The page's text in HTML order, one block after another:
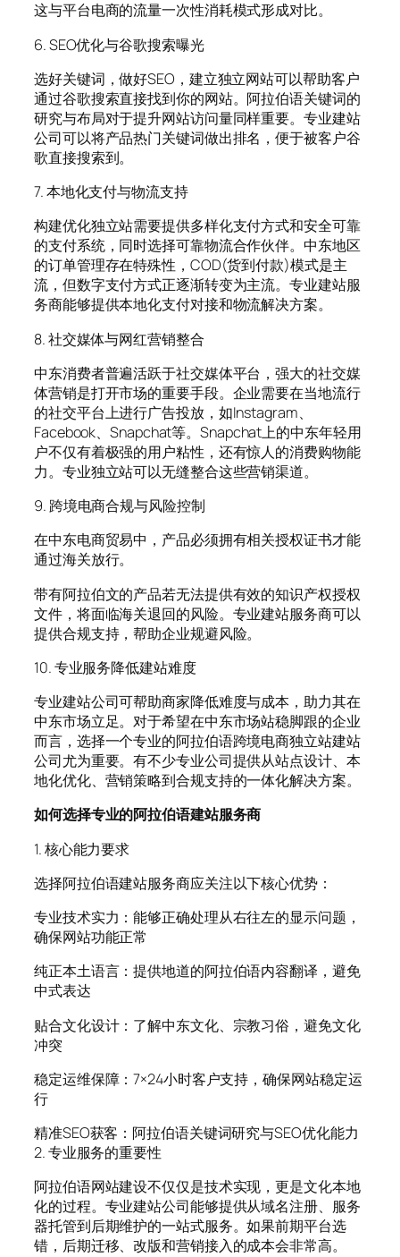
这与平台电商的流量一次性消耗模式形成对比。
6. SEO优化与谷歌搜索曝光
选好关键词，做好SEO，建立独立网站可以帮助客户
通过谷歌搜索直接找到你的网站。阿拉伯语关键词的
研究与布局对于提升网站访问量同样重要。专业建站
公司可以将产品热门关键词做出排名，便于被客户谷
歌直接搜索到。
7. 本地化支付与物流支持
构建优化独立站需要提供多样化支付方式和安全可靠
的支付系统，同时选择可靠物流合作伙伴。中东地区
的订单管理存在特殊性，COD(货到付款)模式是主
流，但数字支付方式正逐渐转变为主流。专业建站服
务商能够提供本地化支付对接和物流解决方案。
8. 社交媒体与网红营销整合
中东消费者普遍活跃于社交媒体平台，强大的社交媒
体营销是打开市场的重要手段。企业需要在当地流行
的社交平台上进行广告投放，如Instagram、
Facebook、Snapchat等。Snapchat上的中东年轻用
户不仅有着极强的用户粘性，还有惊人的消费购物能
力。专业独立站可以无缝整合这些营销渠道。
9. 跨境电商合规与风险控制
在中东电商贸易中，产品必须拥有相关授权证书才能
通过海关放行。
带有阿拉伯文的产品若无法提供有效的知识产权授权
文件，将面临海关退回的风险。专业建站服务商可以
提供合规支持，帮助企业规避风险。
10. 专业服务降低建站难度
专业建站公司可帮助商家降低难度与成本，助力其在
中东市场立足。对于希望在中东市场站稳脚跟的企业
而言，选择一个专业的阿拉伯语跨境电商独立站建站
公司尤为重要。有不少专业公司提供从站点设计、本
地化优化、营销策略到合规支持的一体化解决方案。
如何选择专业的阿拉伯语建站服务商
1. 核心能力要求
选择阿拉伯语建站服务商应关注以下核心优势：
专业技术实力：能够正确处理从右往左的显示问题，
确保网站功能正常
纯正本土语言：提供地道的阿拉伯语内容翻译，避免
中式表达
贴合文化设计：了解中东文化、宗教习俗，避免文化
冲突
稳定运维保障：7×24小时客户支持，确保网站稳定运
行
精准SEO获客：阿拉伯语关键词研究与SEO优化能力
2. 专业服务的重要性
阿拉伯语网站建设不仅仅是技术实现，更是文化本地
化的过程。专业建站公司能够提供从域名注册、服务
器托管到后期维护的一站式服务。如果前期平台选
错，后期迁移、改版和营销接入的成本会非常高。